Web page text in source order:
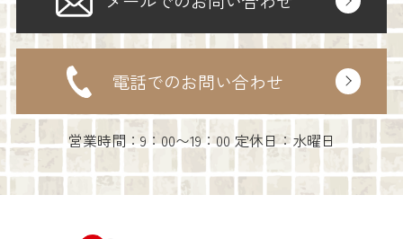
電話でのお問い合わせ
営業時間：9：00〜19：00 定休日：水曜日